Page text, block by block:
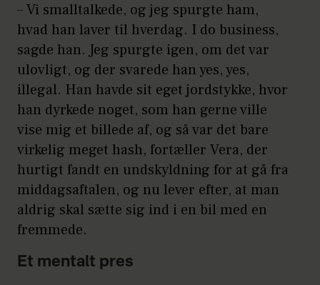
– Vi smalltalkede, og jeg spurgte ham,
hvad han laver til hverdag. I do business,
sagde han. Jeg spurgte igen, om det var
ulovligt, og der svarede han yes, yes,
illegal. Han havde sit eget jordstykke, hvor
han dyrkede noget, som han gerne ville
vise mig et billede af, og så var det bare
virkelig meget hash, fortæller Vera, der
hurtigt fandt en undskyldning for at gå fra
middagsaftalen, og nu lever efter, at man
aldrig skal sætte sig ind i en bil med en
fremmede.
Et mentalt pres